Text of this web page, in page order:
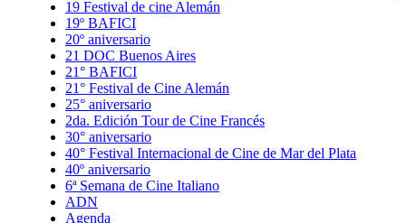
19 Festival de cine Alemán
19º BAFICI
20º aniversario
21 DOC Buenos Aires
21° BAFICI
21° Festival de Cine Alemán
25° aniversario
2da. Edición Tour de Cine Francés
30° aniversario
40° Festival Internacional de Cine de Mar del Plata
40º aniversario
6ª Semana de Cine Italiano
ADN
Agenda